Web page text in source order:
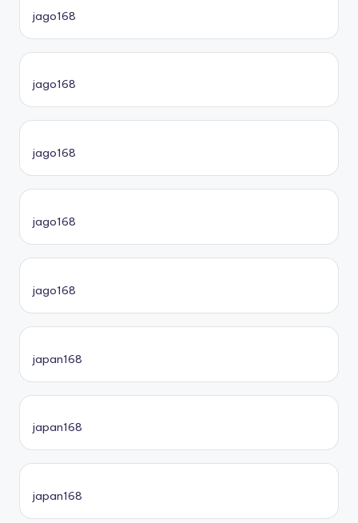
jago168
jago168
jago168
jago168
jago168
japan168
japan168
japan168